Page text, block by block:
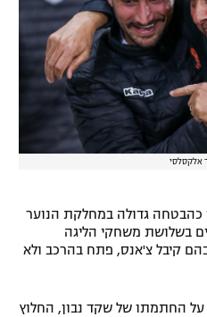
אלקסלסי
כהבטחה גדולה במחלקת הנוער
בשלושת משחקי הליגה
קיבל צ'אנס, פתח בהרכב ולא
על החתמתו של שקד נבון, החלוץ